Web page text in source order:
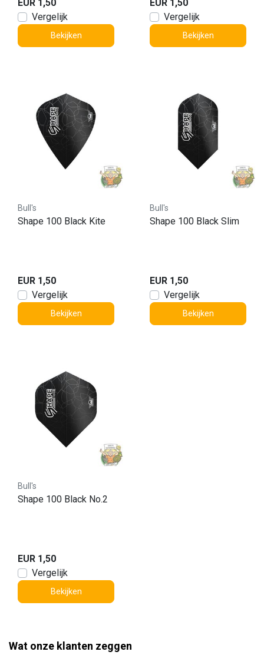
EUR 1,50
Vergelijk
Bekijken
EUR 1,50
Vergelijk
Bekijken
Bull's
Shape 100 Black Kite
EUR 1,50
Vergelijk
Bekijken
Bull's
Shape 100 Black Slim
EUR 1,50
Vergelijk
Bekijken
Bull's
Shape 100 Black No.2
EUR 1,50
Vergelijk
Bekijken
Wat onze klanten zeggen